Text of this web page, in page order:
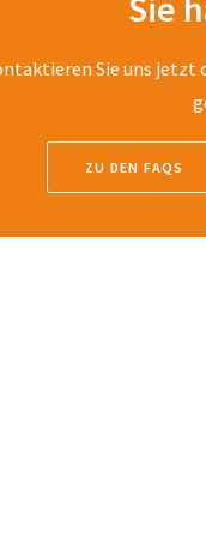
Sie uns jetzt
ZU DEN FAQS